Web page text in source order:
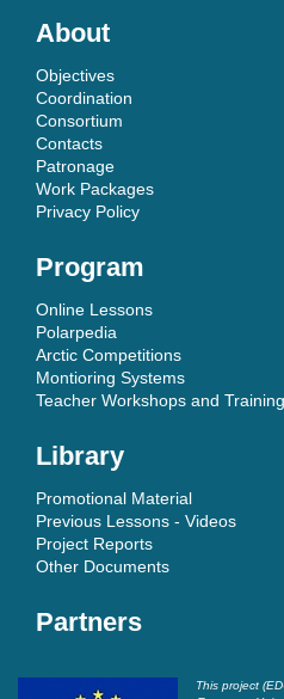
About
Objectives
Coordination
Consortium
Contacts
Patronage
Work Packages
Privacy Policy
Program
Online Lessons
Polarpedia
Arctic Competitions
Montioring Systems
Teacher Workshops and
Library
Promotional Material
Previous Lessons - Videos
Project Reports
Other Documents
Partners
This project